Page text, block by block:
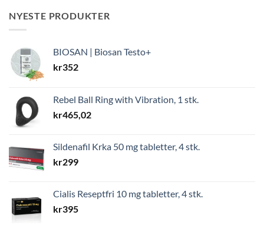
NYESTE PRODUKTER
BIOSAN | Biosan Testo+
kr352
Rebel Ball Ring with Vibration, 1 stk.
kr465,02
Sildenafil Krka 50 mg tabletter, 4 stk.
kr299
Cialis Reseptfri 10 mg tabletter, 4 stk.
kr395